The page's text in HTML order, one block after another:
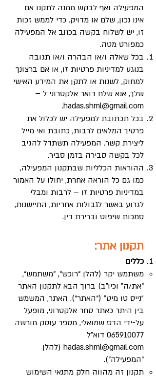
המפעילה ואף לבקש ממנה לתקנו אם
אינו נכון, שלם או מדויק. כדי לממש זכות
זו, יש לשלוח בקשה בכתב אל המפעילה
כמפורט מטה.
בכל שאלה ו/או הבהרה ו/או תגובה
בנוגע למדיניות פרטיות זו, או אם ברצונך
למחוק, לשנות או לתקן את המידע האישי
שלך, אנא שלח דואר אלקטרוני ל –
hadas.shml@gmail.com
.
בכל תכתובת למפעילה יש לכלול את
פרטיך המלאים לרבות, כתובת ואי מייל
ליצירת קשר. המפעילה תשתדל להגיב
לכל בקשה סבירה בזמן סביר.
ההוראות הכלליות שבתקנון המפעילה,
כמו גם כל הוראה אחרת, יחולו על האמור
במדיניות פרטיות זו – לרבות ומבלי
לגרוע באשר לגבולות אחריות, התיישנות,
סמכות שיפוט וברירת דין.
תקנון אתר:​
כללים
משתמש יקר (להלן “רוכש“, “משתמש“,
“את/ה” וכיו”ב) ברוך הבא לתקנון האתר
״נייס טו מיט״ (“האתר“). האתר, המשמש
בין היתר כאתר סחר אלקטרוני, מופעל
על-ידי הדס שמואלי, מספר עוסק מורשה
065910077 דוא”ל
hadas.shml@gmail.com (להלן
“המפעילה“).
תקנון זה מהווה חלק מתנאי השימוש